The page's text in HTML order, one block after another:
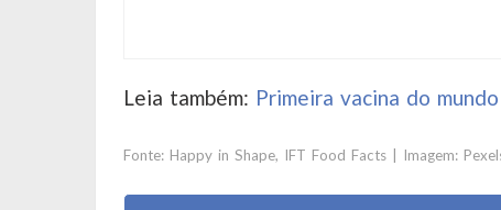
Leia também: Primeira vacina do
Fonte: Happy in Shape, IFT Food Facts | Imagem: